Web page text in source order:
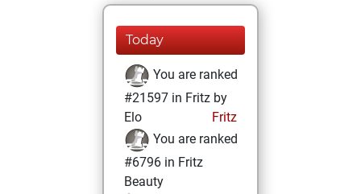
Today
You are ranked
#21597 in Fritz by
Elo
Fritz
You are ranked
#6796 in Fritz
Beauty